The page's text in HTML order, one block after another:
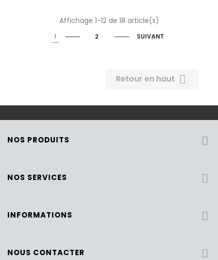
Affichage 1-12 de 18 article(s)
1 2 SUIVANT
Retour en haut 
NOS PRODUITS 
NOS SERVICES 
INFORMATIONS 
NOUS CONTACTER 